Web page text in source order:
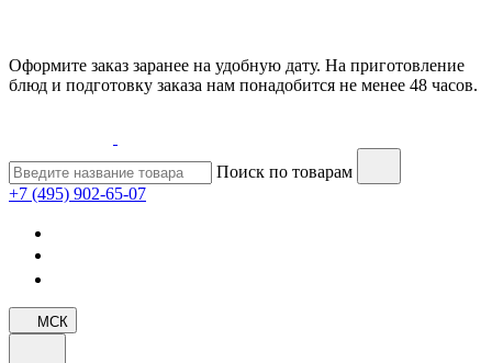
Оформите заказ заранее на удобную дату. На приготовление
блюд и подготовку заказа нам понадобится не менее 48 часов.
Поиск по товарам
+7 (495) 902-65-07
МСК